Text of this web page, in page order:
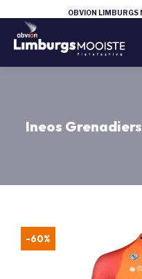
OBVION
Ineos
-60%